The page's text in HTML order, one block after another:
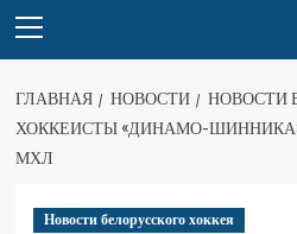
ГЛАВНАЯ НОВОСТИ
НОВОСТИ
ХОККЕИСТЫ «ДИНАМО-
МХЛ
Новости белорусского хоккея